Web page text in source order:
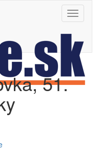
Toggle
51.